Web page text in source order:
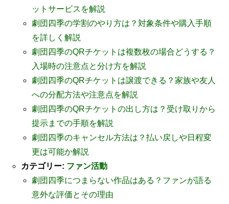
ットサービスを解説
劇団四季の学割のやり方は？対象条件や購入手順
を詳しく解説
劇団四季のQRチケットは複数枚の場合どうする？
入場時の注意点と分け方を解説
劇団四季のQRチケットは譲渡できる？家族や友人
への分配方法や注意点を解説
劇団四季のQRチケットの出し方は？受け取りから
提示までの手順を解説
劇団四季のキャンセル方法は？払い戻しや日程変
更は可能か解説
カテゴリー: ファン活動
劇団四季につまらない作品はある？ファンが語る
意外な評価とその理由